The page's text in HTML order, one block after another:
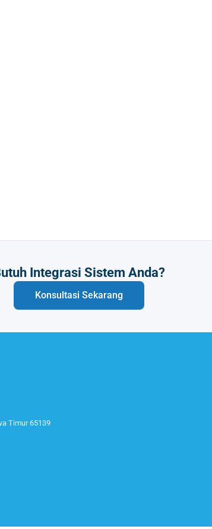
Integrasi Sistem Anda?
Konsultasi Sekarang
Timur 65139